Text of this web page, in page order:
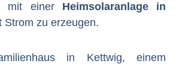
mit einer Heimsolaranlage in
Strom zu erzeugen.
in Kettwig, einem